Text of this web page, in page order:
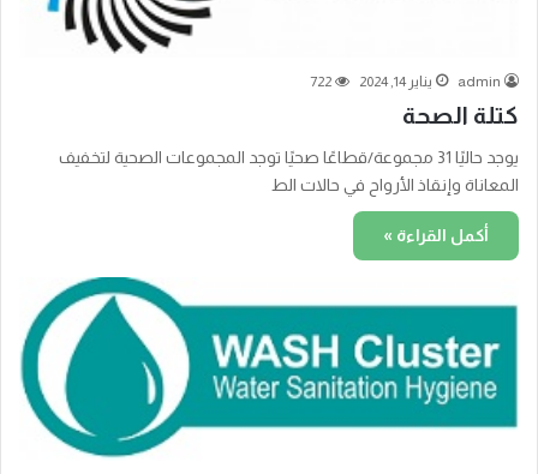
admin يناير 14, 2024 722
كتلة الصحة
يوجد حاليًا 31 مجموعة/قطاعًا صحيًا توجد المجموعات الصحية لتخفيف
المعاناة وإنقاذ الأرواح في حالات الط
أكمل القراءة »